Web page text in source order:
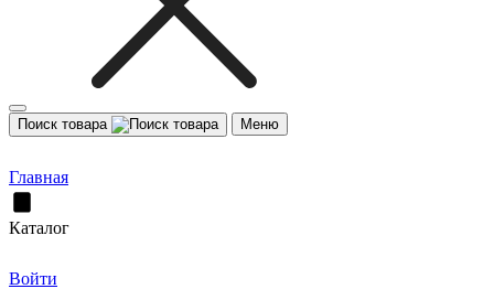
Поиск товара Меню
Главная
Каталог
Войти